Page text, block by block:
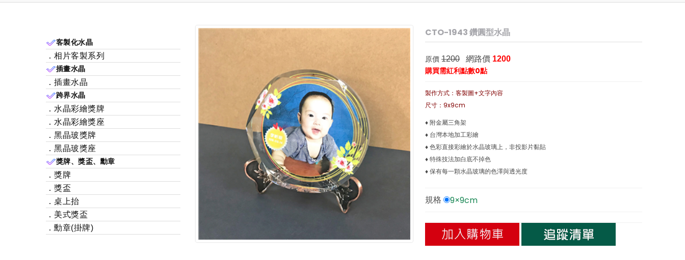
客製化水晶
．相片客製系列
插畫水晶
．插畫水晶
跨界水晶
．水晶彩繪獎牌
．水晶彩繪獎座
．黑晶玻獎牌
．黑晶玻獎座
獎牌、獎盃、勳章
．獎牌
．獎盃
．桌上抬
．美式獎盃
．勳章(掛牌)
CTO-1943 鑽圓型水晶
原價 1200 網路價 1200
購買需紅利點數0點
製作方式：客製圖+文字內容
尺寸：9x9cm
♦ 附金屬三角架
♦ 台灣本地加工彩繪
♦ 色彩直接彩繪於水晶玻璃上，非投影片黏貼
♦ 特殊技法加白底不掉色
♦ 保有每一顆水晶玻璃的色澤與透光度
規格 9×9cm